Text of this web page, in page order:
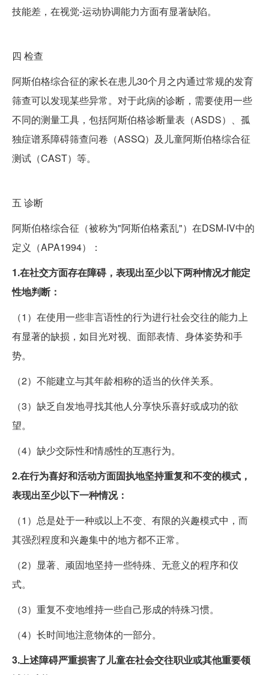
技能差，在视觉-运动协调能力方面有显著缺陷。
四 检查
阿斯伯格综合征的家长在患儿30个月之内通过常规的发育
筛查可以发现某些异常。对于此病的诊断，需要使用一些
不同的测量工具，包括阿斯伯格诊断量表（ASDS）、孤
独症谱系障碍筛查问卷（ASSQ）及儿童阿斯伯格综合征
测试（CAST）等。
五 诊断
阿斯伯格综合征（被称为"阿斯伯格紊乱"）在DSM-IV中的
定义（APA1994）：
1.在社交方面存在障碍，表现出至少以下两种情况才能定
性地判断：
（1）在使用一些非言语性的行为进行社会交往的能力上
有显著的缺损，如目光对视、面部表情、身体姿势和手
势。
（2）不能建立与其年龄相称的适当的伙伴关系。
（3）缺乏自发地寻找其他人分享快乐喜好或成功的欲
望。
（4）缺少交际性和情感性的互惠行为。
2.在行为喜好和活动方面固执地坚持重复和不变的模式，
表现出至少以下一种情况：
（1）总是处于一种或以上不变、有限的兴趣模式中，而
其强烈程度和兴趣集中的地方都不正常。
（2）显著、顽固地坚持一些特殊、无意义的程序和仪
式。
（3）重复不变地维持一些自己形成的特殊习惯。
（4）长时间地注意物体的一部分。
3.上述障碍严重损害了儿童在社会交往职业或其他重要领